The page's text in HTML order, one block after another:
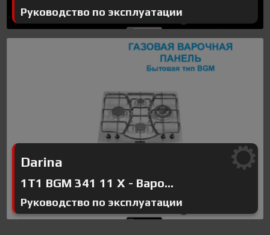
Руководство по эксплуатации
Darina
1T1 BGM 341 11 X - Варо...
Руководство по эксплуатации